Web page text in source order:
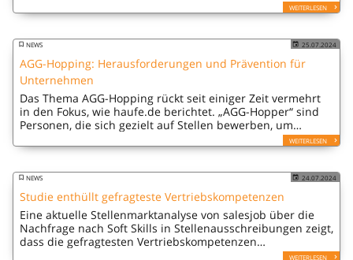
WEITERLESEN
NEWS 25.07.2024
AGG-Hopping: Herausforderungen und Prävention für
Unternehmen
Das Thema AGG-Hopping rückt seit einiger Zeit vermehrt
in den Fokus, wie haufe.de berichtet. „AGG-Hopper“ sind
Personen, die sich gezielt auf Stellen bewerben, um
Schadensersatz- und Entschädigungsansprüche aufgrund
vermeintlicher Diskriminierung…
WEITERLESEN
NEWS 24.07.2024
Studie enthüllt gefragteste Vertriebskompetenzen
Eine aktuelle Stellenmarktanalyse von salesjob über die
Nachfrage nach Soft Skills in Stellenausschreibungen zeigt,
dass die gefragtesten Vertriebskompetenzen
Kommunikationsfähigkeit (41 %) und Teamfähigkeit (38,2
WEITERLESEN